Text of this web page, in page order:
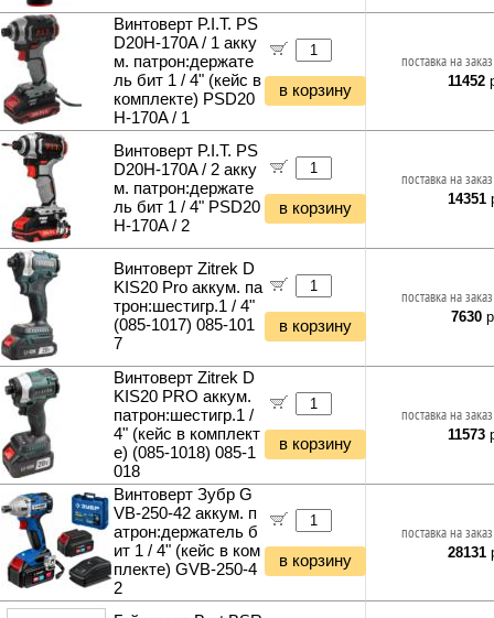
Винтоверт P.I.T. PS
D20H-170A / 1 акку
м. патрон:держате
ль бит 1 / 4" (кейс в
комплекте) PSD20
H-170A / 1
в корзину
поставка на
11452
Винтоверт P.I.T. PS
D20H-170A / 2 акку
м. патрон:держате
ль бит 1 / 4" PSD20
H-170A / 2
в корзину
поставка на
14351
Винтоверт Zitrek D
KIS20 Pro аккум. па
трон:шестигр.1 / 4"
(085-1017) 085-101
7
в корзину
поставка на
7630
Винтоверт Zitrek D
KIS20 PRO аккум.
патрон:шестигр.1 /
4" (кейс в комплект
е) (085-1018) 085-1
018
в корзину
поставка на
11573
Винтоверт Зубр G
VB-250-42 аккум. п
атрон:держатель б
ит 1 / 4" (кейс в ком
плекте) GVB-250-4
2
в корзину
поставка на
28131